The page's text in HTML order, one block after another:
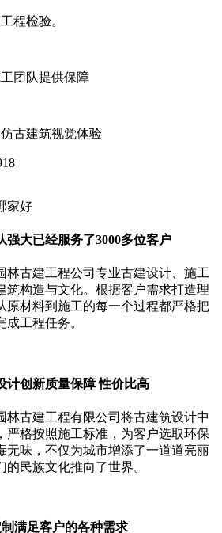
程检验。
团队提供保障
古建筑视觉体验
强大已经服务了3000多位客户
林古建工程公司专业古建设计、施工
筑构造与文化。根据客户需求打造理
原材料到施工的每一个过程都严格把
工程任务。
计创新质量保障 性价比高
林古建工程有限公司将古建筑设计中
严格按照施工标准，为客户选取环保
无味，不仅为城市增添了一道道亮丽
的民族文化推向了世界。
满足客户的各种需求